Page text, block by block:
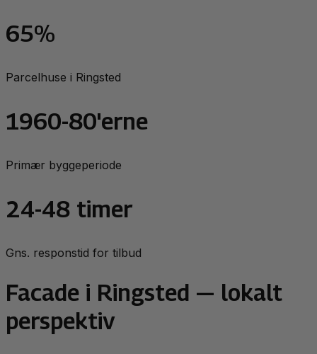
65%
Parcelhuse i Ringsted
1960-80'erne
Primær byggeperiode
24-48 timer
Gns. responstid for tilbud
Facade i Ringsted — lokalt
perspektiv